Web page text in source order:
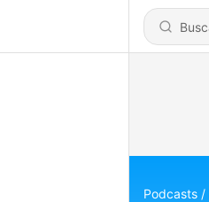
Podcasts